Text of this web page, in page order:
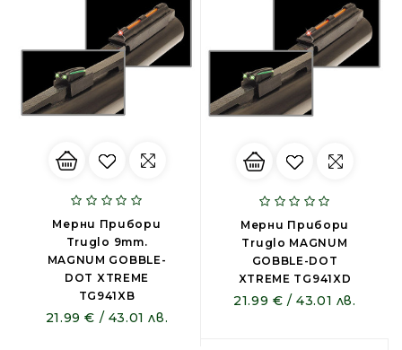
Mерни Прибори
Truglo 9mm.
MAGNUM GOBBLE-
DOT XTREME
TG941XB
21.99 € / 43.01 лв.
Mерни Прибори
Truglo MAGNUM
GOBBLE-DOT
XTREME TG941XD
21.99 € / 43.01 лв.